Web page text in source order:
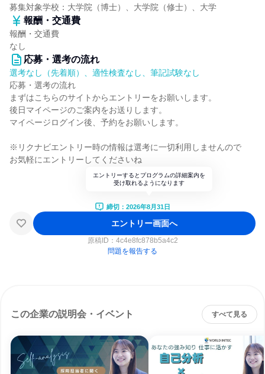
募集対象学校：大学院（博士）、大学院（修士）、大学
報酬・交通費
報酬・交通費
なし
応募・選考の流れ
選考なし（先着順）、適性検査なし、筆記試験なし
応募・選考の流れ
まずはこちらのサイトからエントリーをお願いします。
後日マイページのご案内をお送りします。
マイページログイン後、予約をお願いします。
※リクナビエントリー時の情報は選考に一切利用しませんので
お気軽にエントリーしてくださいね
エントリーするとプログラムの詳細案内を
受け取れるようになります
締切：2026年8月31日
エントリー画面へ
原稿ID： 4c4e8fc878b5a4c2
問題を報告する
この企業の説明会・イベント すべて見る